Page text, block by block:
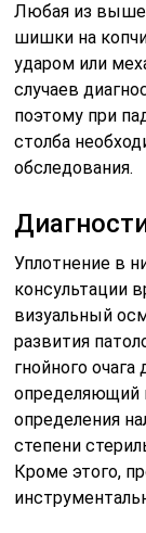
Любая из
шишки на
ударом или
случаев
поэтому при
столба
обследования.
Уплотнение в
консультации
визуальный
развития
гнойного очага
определяющий
определения
степени
Кроме этого,